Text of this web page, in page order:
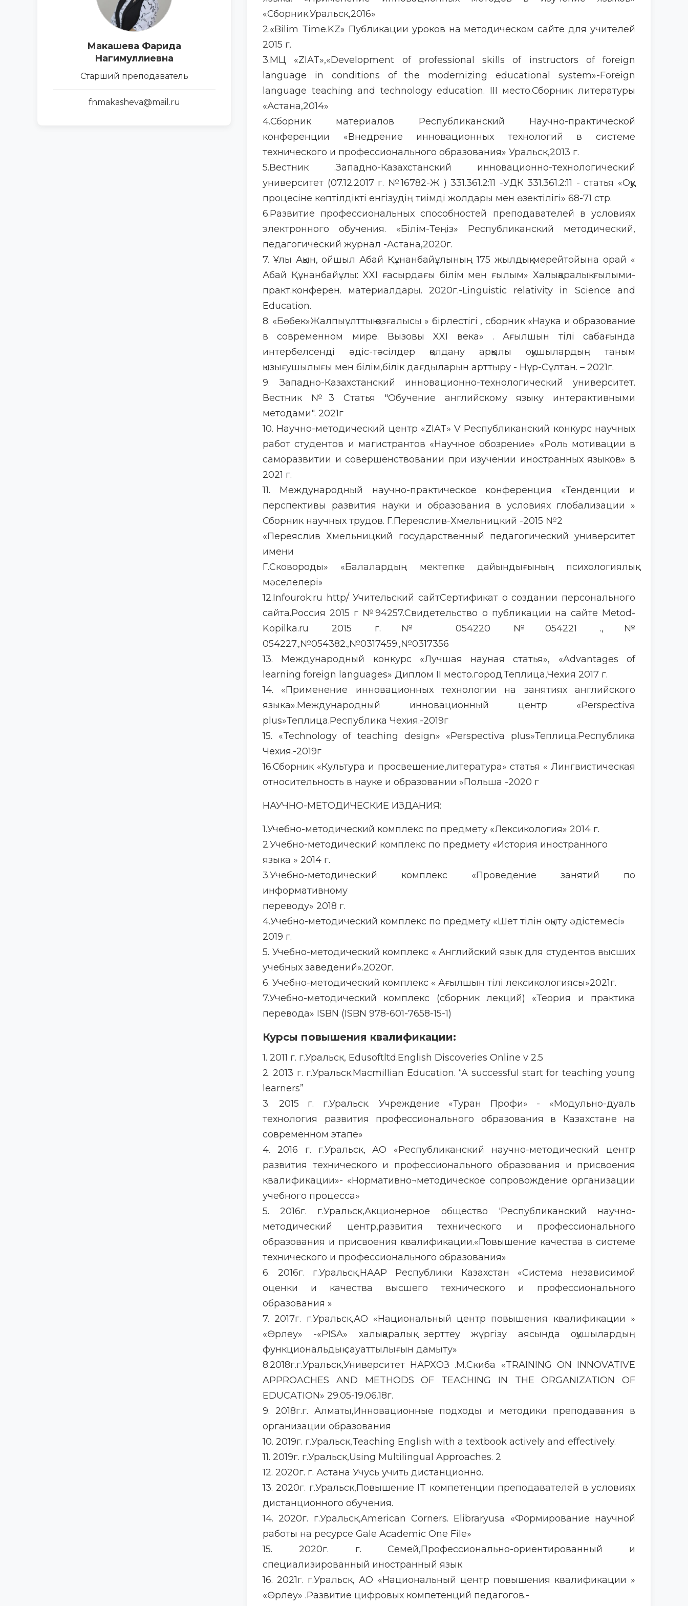
Макашева Фарида
Нагимуллиевна
Cтарший преподаватель
fnmakasheva@mail.ru
«Сборник.Уральск,2016»
2.«Bilim Time.KZ» Публикации уроков на методическом сайте для учителей
2015 г.
3.МЦ «ZIAT»,«Development of professional skills of instructors of foreign
language in conditions of the modernizing educational system»-Foreign
language teaching and technology education. III место.Сборник литературы
«Астана,2014»
4.Сборник материалов Республиканский Научно-практической
конференции «Внедрение инновационных технологий в системе
технического и профессионального образования» Уральск,2013 г.
5.Вестник .Западно-Казахстанский инновационно-технологический
университет (07.12.2017 г. №16782-Ж ) 331.361.2:11 -УДК 331.361.2:11 - статья «Оқу
процесіне көптілдікті енгізудің тиімді жолдары мен өзектілігі» 68-71 стр.
6.Развитие профессиональных способностей преподавателей в условиях
электронного обучения. «Білім-Теңіз» Республиканский методический,
педагогический журнал -Астана,2020г.
7. Ұлы Ақын, ойшыл Абай Құнанбайұлының 175 жылдық мерейтойына орай «
Абай Құнанбайұлы: XXI ғасырдағы білім мен ғылым» Халықаралық ғылыми-
практ.конферен. материалдары. 2020г.-Linguistic relativity in Science and
Education.
8. «Бөбек»Жалпыұлттық қозғалысы » бірлестігі , сборник «Наука и образование
в современном мире. Вызовы XXI века» . Ағылшын тілі сабағында
интербелсенді әдіс-тәсілдер қолдану арқылы оқушылардың таным
қызығушылығы мен білім,білік дағдыларын арттыру - Нұр-Сұлтан. – 2021г.
9. Западно-Казахстанский инновационно-технологический университет.
Вестник №3 Статья "Обучение английскому языку интерактивными
методами". 2021г
10. Научно-методический центр «ZIAT» V Республиканский конкурс научных
работ студентов и магистрантов «Научное обозрение» «Роль мотивации в
саморазвитии и совершенствовании при изучении иностранных языков» в
2021 г.
11. Международный научно-практическое конференция «Тенденции и
перспективы развития науки и образования в условиях глобализации »
Сборник научных трудов. Г.Переяслив-Хмельницкий -2015 №2
«Переяслив Хмельницкий государственный педагогический университет
имени
Г.Сковороды» «Балалардың мектепке дайындығының психологиялық
мәселелері»
12.Infourok:ru http/ Учительский сайтСертификат о создании персонального
сайта.Россия 2015 г №94257.Свидетельство о публикации на сайте Metod-
Kopilka.ru 2015 г.№ 054220 №054221 .,№
054227.,№054382.,№0317459.,№0317356
13. Международный конкурс «Лучшая науная статья», «Advantages of
learning foreign languages» Диплом II место.город.Теплица,Чехия 2017 г.
14. «Применение инновационных технологии на занятиях английского
языка».Международный инновационный центр «Perspectiva
plus»Теплица.Республика Чехия.-2019г
15. «Technology of teaching design» «Perspectiva plus»Теплица.Республика
Чехия.-2019г
16.Сборник «Культура и просвещение,литература» статья « Лингвистическая
относительность в науке и образовании »Польша -2020 г
НАУЧНО-МЕТОДИЧЕСКИЕ ИЗДАНИЯ:
1.Учебно-методический комплекс по предмету «Лексикология» 2014 г.
2.Учебно-методический комплекс по предмету «История иностранного
языка » 2014 г.
3.Учебно-методический комплекс «Проведение занятий по
информативному
переводу» 2018 г.
4.Учебно-методический комплекс по предмету «Шет тілін оқыту әдістемесі»
2019 г.
5. Учебно-методический комплекс « Английский язык для студентов высших
учебных заведений».2020г.
6. Учебно-методический комплекс « Ағылшын тілі лексикологиясы»2021г.
7.Учебно-методический комплекс (cборник лекций) «Теория и практика
перевода» ISBN (ISBN 978-601-7658-15-1)
Курсы повышения квалификации:
1. 2011 г. г.Уральск, Edusoftltd.English Discoveries Online v 2.5
2. 2013 г. г.Уральск.Macmillian Education. “A successful start for teaching young
learners”
3. 2015 г. г.Уральск. Учреждение «Туран Профи» - «Модульно-дуаль
технология развития профессионального образования в Казахстане на
современном этапе»
4. 2016 г. г.Уральск, АО «Республиканский научно-методический центр
развития технического и профессионального образования и присвоения
квалификации»- «Нормативно¬методическое сопровождение организации
учебного процесса»
5. 2016г. г.Уральск,Акционерное общество 'Республиканский научно-
методический центр,развития технического и профессионального
образования и присвоения квалификации.«Повышение качества в системе
технического и профессионального образования»
6. 2016г. г.Уральск,НААР Республики Казахстан «Система независимой
оценки и качества высшего технического и профессионального
образования »
7. 2017г. г.Уральск,АО «Национальный центр повышения квалификации »
«Өрлеу» -«PISA» халықаралық зерттеу жүргізу аясында оқушылардың
функциональдық сауаттылығын дамыту»
8.2018г.г.Уральск,Университет НАРХОЗ .М.Скиба «TRAINING ON INNOVATIVE
APPROACHES AND METHODS OF TEACHING IN THE ORGANIZATION OF
EDUCATION» 29.05-19.06.18г.
9. 2018г.г. Алматы,Инновационные подходы и методики преподавания в
организации образования
10. 2019г. г.Уральск,Teaching English with a textbook actively and effectively.
11. 2019г. г.Уральск,Using Multilingual Approaches. 2
12. 2020г. г. Астана Учусь учить дистанционно.
13. 2020г. г.Уральск,Повышение IT компетенции преподавателей в условиях
дистанционного обучения.
14. 2020г. г.Уральск,American Corners. Elibraryusa «Формирование научной
работы на ресурсе Gale Academic One File»
15. 2020г. г. Семей,Профессионально-ориентированный и
специализированный иностранный язык
16. 2021г. г.Уральск, АО «Национальный центр повышения квалификации »
«Өрлеу» .Развитие цифровых компетенций педагогов.-